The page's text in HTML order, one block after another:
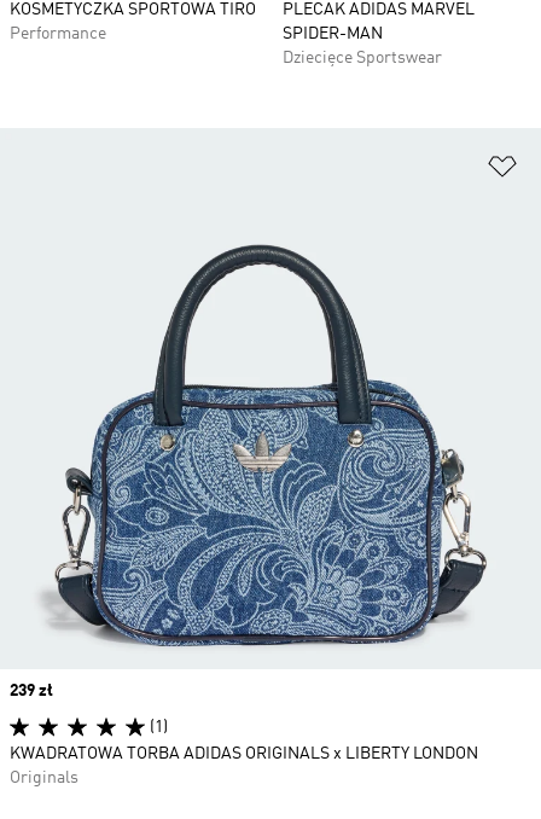
KOSMETYCZKA SPORTOWA TIRO
Performance
PLECAK ADIDAS MARVEL
SPIDER-MAN
Dziecięce Sportswear
Price
239 zł
(1)
KWADRATOWA TORBA ADIDAS ORIGINALS x LIBERTY LONDON
Originals